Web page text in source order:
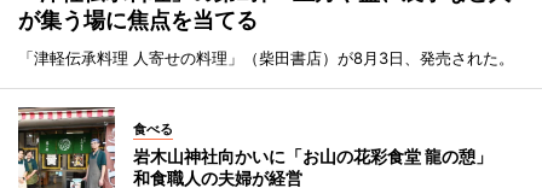
が集う場に焦点を当てる
「津軽伝承料理 人寄せの料理」（柴田書店）が8月3日、発売された。
食べる
岩木山神社向かいに「お山の花彩食堂 龍の憩」
和食職人の夫婦が経営